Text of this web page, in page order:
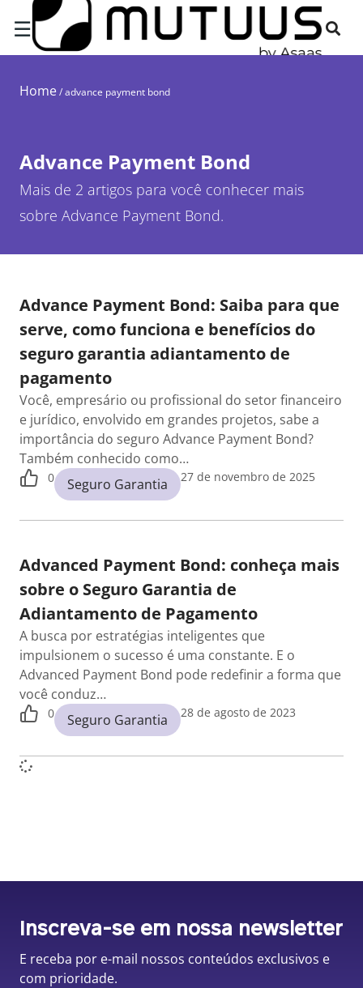
☰
Home/advance payment bond
Advance Payment Bond
Mais de 2 artigos para você conhecer mais
sobre Advance Payment Bond.
Advance Payment Bond: Saiba para que
serve, como funciona e benefícios do
seguro garantia adiantamento de
pagamento
Você, empresário ou profissional do setor financeiro
e jurídico, envolvido em grandes projetos, sabe a
importância do seguro Advance Payment Bond?
Também conhecido como…
0 Seguro Garantia 27 de novembro de 2025
Advanced Payment Bond: conheça mais
sobre o Seguro Garantia de
Adiantamento de Pagamento
A busca por estratégias inteligentes que
impulsionem o sucesso é uma constante. E o
Advanced Payment Bond pode redefinir a forma que
você conduz…
0 Seguro Garantia 28 de agosto de 2023
Inscreva-se em nossa newsletter
E receba por e-mail nossos conteúdos exclusivos e
com prioridade.